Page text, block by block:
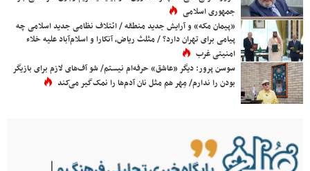
جمهوری اسلامی
«پیمان مکه» و آرایش جدید منطقه / ائتلاف نظامی جدید اسلامی چه
پیامی برای تهران دارد؟ / مثلث ریاض، آنکارا و اسلام‌آباد علیه خلاء
امنیتی غرب
سوسن پرور: دیگر «عاشق» حرفه‌ام نیستم/ شو آف‌های لازم برای بازیگر
بودن را ندارم/ مِهر هم مثل نان آدم‌ها را نمک‌گیر می‌کند